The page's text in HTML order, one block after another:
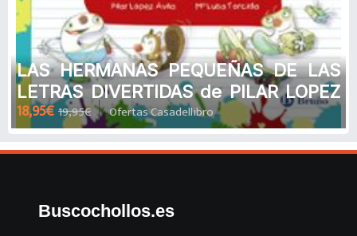
LAS HERMANAS PEQUEÑAS DE LAS
LETRAS DIVERTIDAS de PILAR LOPEZ
AVILA
18,95€ 19,95€ Ofertas Casadellibro
Buscochollos.es